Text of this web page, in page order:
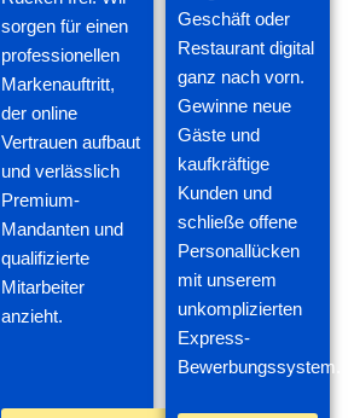
sorgen für einen
professionellen
Markenauftritt,
der online
Vertrauen aufbaut
und verlässlich
Premium-
Mandanten und
qualifizierte
Mitarbeiter
anzieht.
Geschäft oder
Restaurant digital
ganz nach vorn.
Gewinne neue
Gäste und
kaufkräftige
Kunden und
schließe offene
Personallücken
mit unserem
unkomplizierten
Express-
Bewerbungssystem.